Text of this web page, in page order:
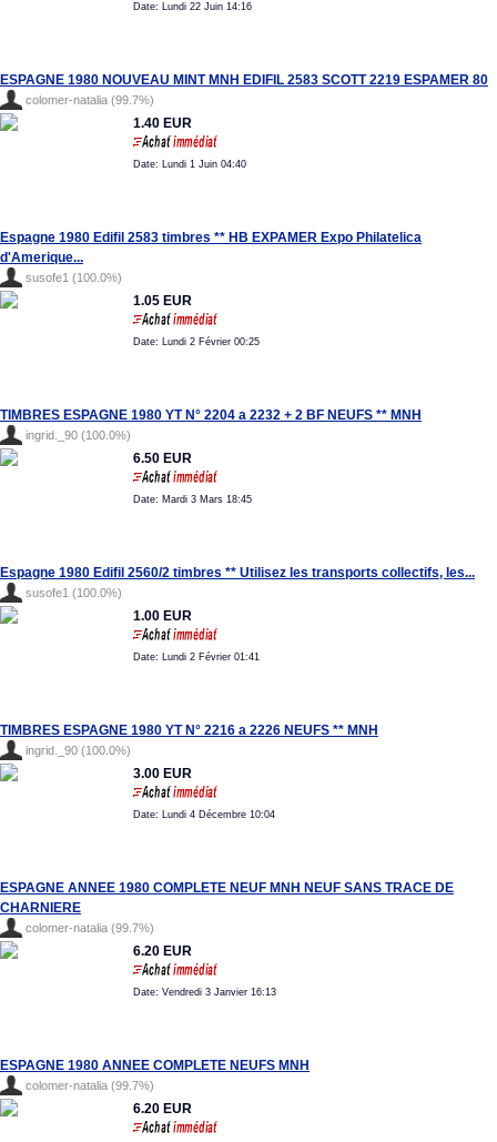
Date: Lundi 22 Juin 14:16
ESPAGNE 1980 NOUVEAU MINT MNH EDIFIL 2583 SCOTT 2219 ESPAMER 80
colomer-natalia (99.7%)
1.40 EUR
Date: Lundi 1 Juin 04:40
Espagne 1980 Edifil 2583 timbres ** HB EXPAMER Expo Philatelica
d'Amerique...
susofe1 (100.0%)
1.05 EUR
Date: Lundi 2 Février 00:25
TIMBRES ESPAGNE 1980 YT N° 2204 a 2232 + 2 BF NEUFS ** MNH
ingrid._90 (100.0%)
6.50 EUR
Date: Mardi 3 Mars 18:45
Espagne 1980 Edifil 2560/2 timbres ** Utilisez les transports collectifs, les...
susofe1 (100.0%)
1.00 EUR
Date: Lundi 2 Février 01:41
TIMBRES ESPAGNE 1980 YT N° 2216 a 2226 NEUFS ** MNH
ingrid._90 (100.0%)
3.00 EUR
Date: Lundi 4 Décembre 10:04
ESPAGNE ANNEE 1980 COMPLETE NEUF MNH NEUF SANS TRACE DE
CHARNIERE
colomer-natalia (99.7%)
6.20 EUR
Date: Vendredi 3 Janvier 16:13
ESPAGNE 1980 ANNEE COMPLETE NEUFS MNH
colomer-natalia (99.7%)
6.20 EUR